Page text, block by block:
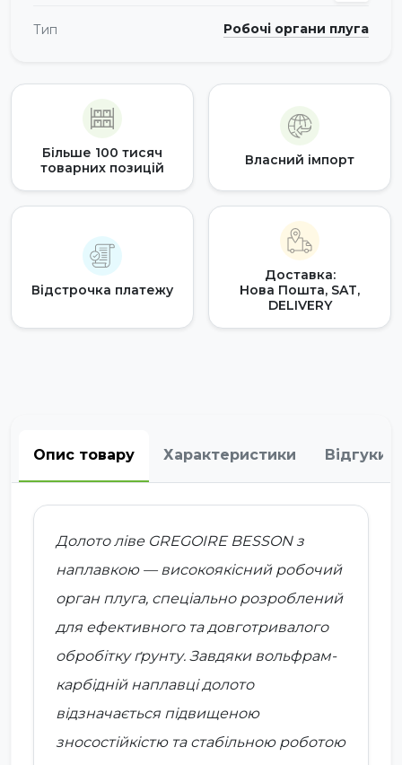
Тип Робочі органи плуга
Більше 100 тисяч
товарних позицій
Власний імпорт
Відстрочка платежу
Доставка:
Нова Пошта, SAT,
DELIVERY
Опис товару Характеристики Відгуки
Долото ліве GREGOIRE BESSON з
наплавкою — високоякісний робочий
орган плуга, спеціально розроблений
для ефективного та довготривалого
обробітку ґрунту. Завдяки вольфрам-
карбідній наплавці долото
відзначається підвищеною
зносостійкістю та стабільною роботою